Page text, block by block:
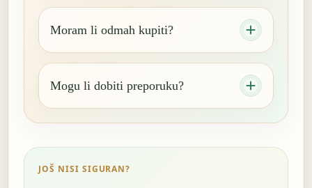
Moram li odmah kupiti?
Mogu li dobiti preporuku?
JOŠ NISI SIGURAN?